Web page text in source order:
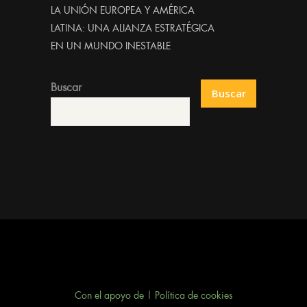
LA UNIÓN EUROPEA Y AMÉRICA
LATINA: UNA ALIANZA ESTRATÉGICA
EN UN MUNDO INESTABLE
Buscar Buscar
Con el apoyo de| Política de cookies